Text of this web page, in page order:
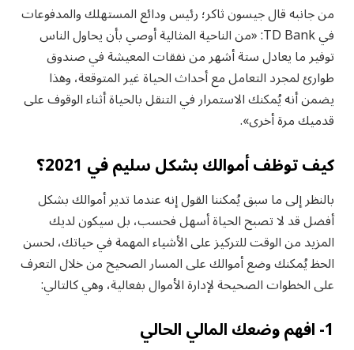
من جانبه قال جيسون ثاكر؛ رئيس ودائع المستهلك والمدفوعات
في TD Bank: «من الناحية المثالية أوصي بأن يحاول الناس
توفير ما يعادل ستة أشهر من نفقات المعيشة في صندوق
طوارئ لمجرد التعامل مع أحداث الحياة غير المتوقعة، وهذا
يضمن أنه يُمكنك الاستمرار في التنقل بالحياة أثناء الوقوف على
قدميك مرة أخرى».
كيف توظف أموالك بشكل سليم في 2021؟
بالنظر إلى ما سبق يُمكننا القول إنه عندما تدير أموالك بشكل
أفضل قد لا تصبح الحياة أسهل فحسب، بل سيكون لديك
المزيد من الوقت للتركيز على الأشياء المهمة في حياتك، لحسن
الحظ يُمكنك وضع أموالك على المسار الصحيح من خلال التعرف
على الخطوات الصحيحة لإدارة الأموال بفعالية، وهي كالتالي:
1- افهم وضعك المالي الحالي